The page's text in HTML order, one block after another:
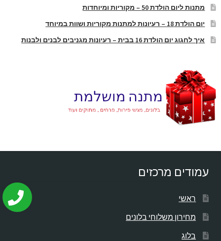
מתנות ליום הולדת 50 – מקוריות ומיוחדות
יום הולדת 18 – רעיונות למתנות מקוריות ושוות במיוחד
איך לחגוג יום הולדת 16 בבית – רעיונות מגניבים לבנים ולבנות
עמודים מרכזים
ראשי
מחירון משלוחי בלונים
בלוג